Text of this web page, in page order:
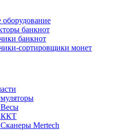
оборудование
банкнот
банкнот
сортировщики монет
Mertech